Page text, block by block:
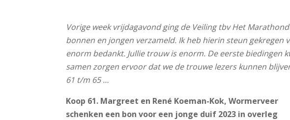
Vorige week vrijdagavond ging de Veiling tbv Het
bonnen en jongen verzameld. Ik heb hierin steun gekregen
enorm bedankt. Jullie trouw is enorm. De eerste biedingen
samen zorgen ervoor dat we de trouwe lezers kunnen
61 t/m 65 …
Koop 61. Margreet en René Koeman-Kok, Wormerveer
schenken een bon voor een jonge duif 2023 in overleg